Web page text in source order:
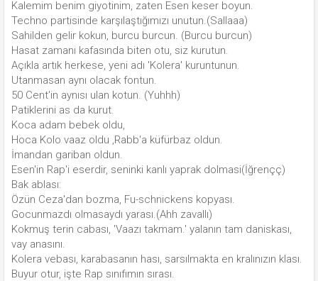
Kalemim benim giyotinim, zaten Esen keser boyun.
Techno partisinde karşılaştığımızı unutun.(Sallaaa)
Sahilden gelir kokun, burcu burcun. (Burcu burcun)
Hasat zamanı kafasında biten otu, siz kurutun.
Açıkla artık herkese, yeni adı 'Kolera' kuruntunun.
Utanmasan aynı olacak fontun.
50 Cent'in aynısı ulan kotun. (Yuhhh)
Patiklerini as da kurut.
Koca adam bebek oldu,
Hoca Kolo vaaz oldu ,Rabb'a küfürbaz oldun.
İmandan gariban oldun.
Esen'in Rap'i eserdir, seninki kanlı yaprak dolmasi(İğrençç)
Bak ablası:
Özün Ceza'dan bozma, Fu-schnickens kopyası.
Gocunmazdı olmasaydı yarası.(Ahh zavallı)
Kokmuş terin cabası, 'Vaazı takmam.' yalanın tam daniskası,
vay anasını.
Kolera vebası, karabasanın hası, sarsılmakta en kralınızın klası.
Buyur otur, işte Rap sınıfımın sırası.